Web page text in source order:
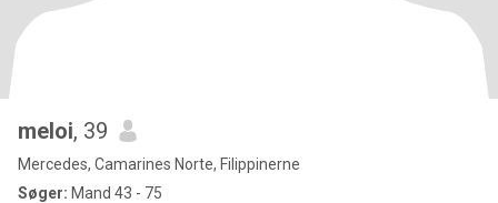
meloi, 39
Mercedes, Camarines Norte, Filippinerne
Søger: Mand 43 - 75